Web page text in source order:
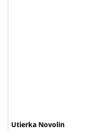
Utierka Novolin